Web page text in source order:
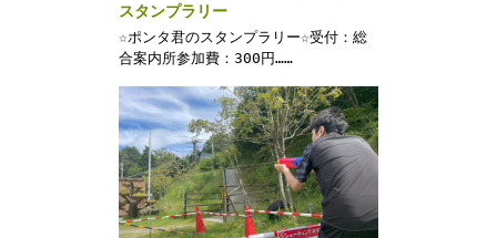
スタンプラリー
☆ポンタ君のスタンプラリー☆受付：総
合案内所参加費：300円……